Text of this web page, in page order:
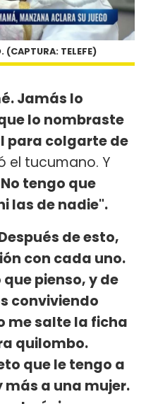
(CAPTURA: TELEFE)
Jamás lo
lo nombraste
para colgarte de
el tucumano. Y
tengo que
las de nadie".
de esto,
con cada uno.
pienso, y de
conviviendo
me salte la ficha
quilombo.
que le tengo a
más a una mujer.